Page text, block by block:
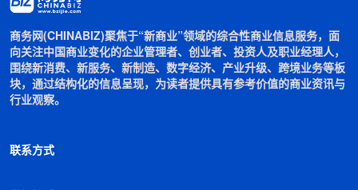
商务网(CHINABIZ)聚焦于“新商业”领域的综合性商业信息服务，面
向关注中国商业变化的企业管理者、创业者、投资人及职业经理人，
围绕新消费、新服务、新制造、数字经济、产业升级、跨境业务等板
块，通过结构化的信息呈现，为读者提供具有参考价值的商业资讯与
行业观察。
联系方式